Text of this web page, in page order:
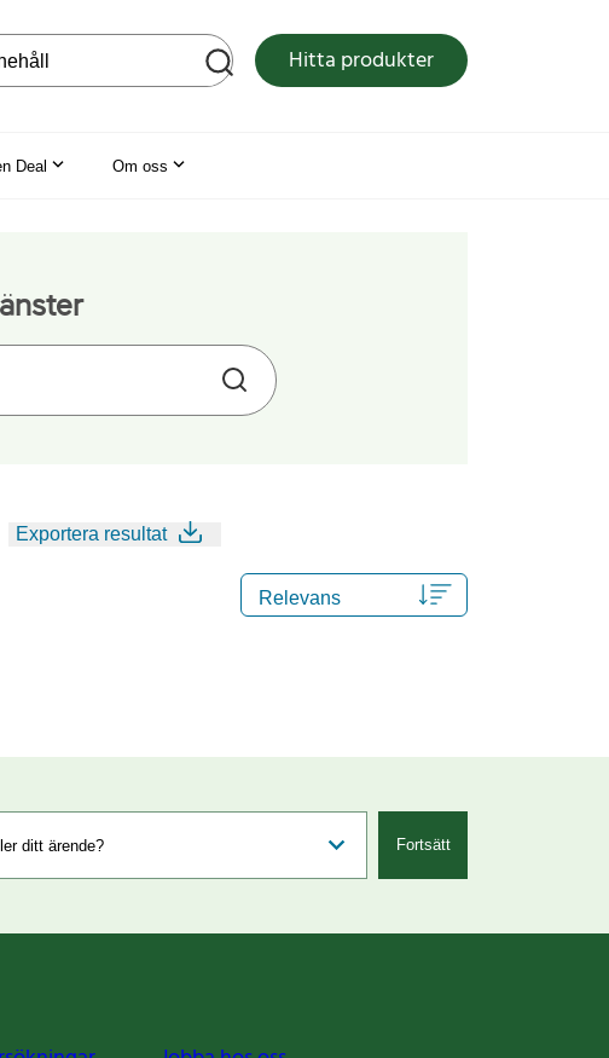
Hitta produkter
Deal Om oss
Exportera resultat
Fortsätt